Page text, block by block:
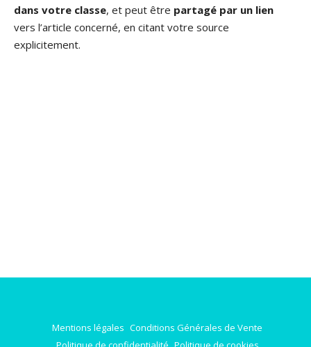
dans votre classe, et peut être partagé par un lien
vers l’article concerné, en citant votre source
explicitement.
Mentions légales Conditions Générales de Vente